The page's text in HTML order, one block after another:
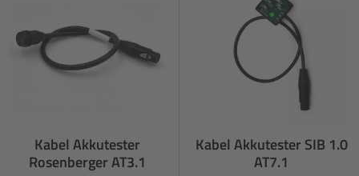
Kabel Akkutester
Rosenberger AT3.1
Kabel Akkutester SIB 1.0
AT7.1